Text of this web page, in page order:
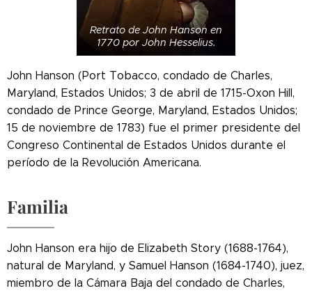
Retrato de John Hanson en
1770 por John Hesselius.
John Hanson (Port Tobacco, condado de Charles,
Maryland, Estados Unidos; 3 de abril de 1715-Oxon Hill,
condado de Prince George, Maryland, Estados Unidos;
15 de noviembre de 1783) fue el primer presidente del
Congreso Continental de Estados Unidos durante el
período de la Revolución Americana.
Familia
John Hanson era hijo de Elizabeth Story (1688-1764),
natural de Maryland, y Samuel Hanson (1684-1740), juez,
miembro de la Cámara Baja del condado de Charles,